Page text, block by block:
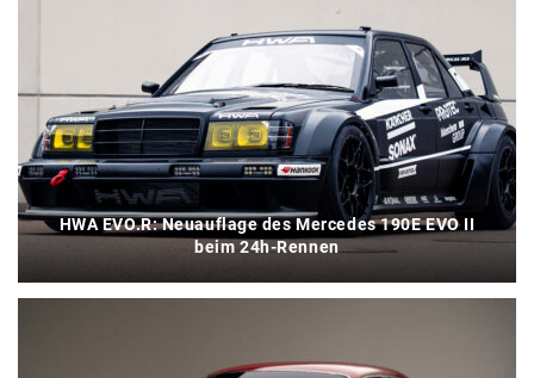
HWA EVO.R: Neuauflage des Mercedes 190E EVO II
beim 24h-Rennen